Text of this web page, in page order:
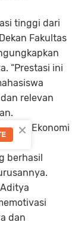
tinggi dari
Fakultas
“Prestasi ini
relevan
Ekonomi
berhasil
dan
×